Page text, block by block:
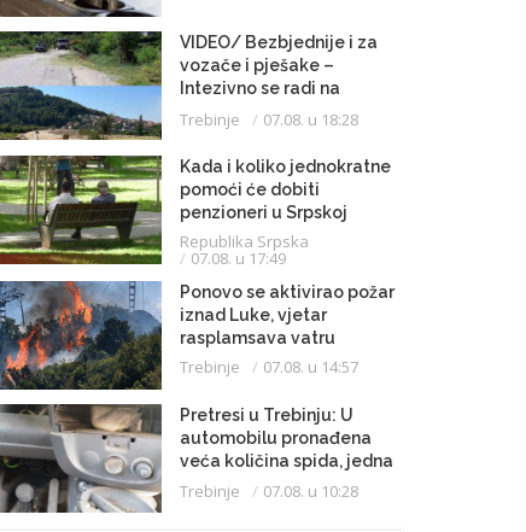
VIDEO/ Bezbjednije i za
vozače i pješake –
Intezivno se radi na
proširenju saobraćajnice
Trebinje 07.08. u 18:28
Kada i koliko jednokratne
pomoći će dobiti
penzioneri u Srpskoj
Republika Srpska
07.08. u 17:49
Ponovo se aktivirao požar
iznad Luke, vjetar
rasplamsava vatru
Trebinje 07.08. u 14:57
Pretresi u Trebinju: U
automobilu pronađena
veća količina spida, jedna
osoba uhapšena
Trebinje 07.08. u 10:28